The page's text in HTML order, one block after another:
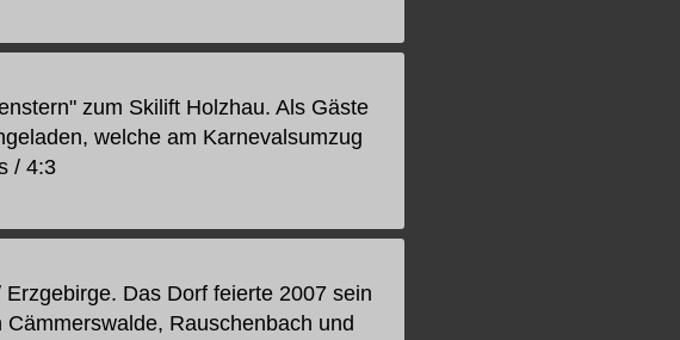
zum Skilift Holzhau. Als Gäste
welche am Karnevalsumzug
/ 4:3
Das Dorf feierte 2007 sein
Rauschenbach und